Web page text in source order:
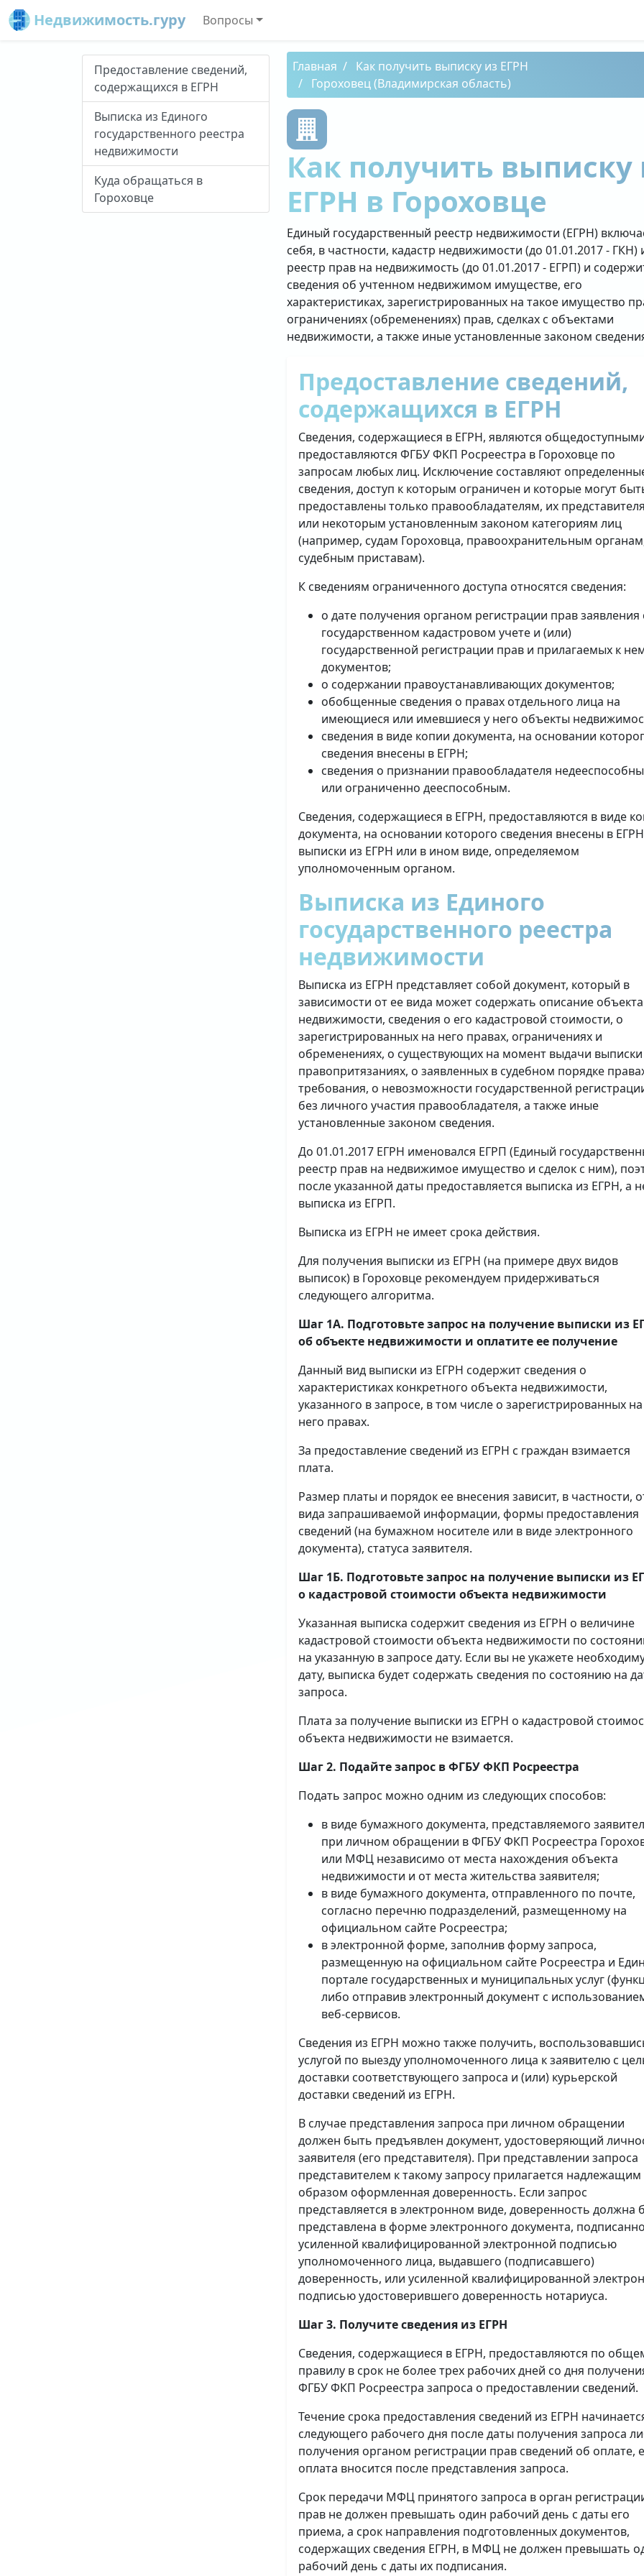
Недвижимость.гуру Вопросы
Предоставление сведений,
содержащихся в ЕГРН
Выписка из Единого
государственного реестра
недвижимости
Куда обращаться в
Гороховце
Главная
Как получить выписку из ЕГРН
Гороховец (Владимирская область)
Как получить выписку
ЕГРН в Гороховце
Единый государственный реестр недвижимости (ЕГРН)
себя, в частности, кадастр недвижимости (до 01.01.2017 - ГКН)
реестр прав на недвижимость (до 01.01.2017 - ЕГРП) и
сведения об учтенном недвижимом имуществе, его
характеристиках, зарегистрированных на такое имущество
ограничениях (обременениях) прав, сделках с объектами
недвижимости, а также иные установленные законом
Предоставление сведений,
содержащихся в ЕГРН
Сведения, содержащиеся в ЕГРН, являются
предоставляются ФГБУ ФКП Росреестра в Гороховце по
запросам любых лиц. Исключение составляют
сведения, доступ к которым ограничен и которые могут
предоставлены только правообладателям, их
или некоторым установленным законом категориям лиц
(например, судам Гороховца, правоохранительным
судебным приставам).
К сведениям ограниченного доступа относятся сведения:
о дате получения органом регистрации прав заявления
государственном кадастровом учете и (или)
государственной регистрации прав и прилагаемых к
документов;
о содержании правоустанавливающих документов;
обобщенные сведения о правах отдельного лица на
имеющиеся или имевшиеся у него объекты
сведения в виде копии документа, на основании
сведения внесены в ЕГРН;
сведения о признании правообладателя
или ограниченно дееспособным.
Сведения, содержащиеся в ЕГРН, предоставляются в виде
документа, на основании которого сведения внесены в
выписки из ЕГРН или в ином виде, определяемом
уполномоченным органом.
Выписка из Единого
государственного реестра
недвижимости
Выписка из ЕГРН представляет собой документ, который в
зависимости от ее вида может содержать описание объекта
недвижимости, сведения о его кадастровой стоимости, о
зарегистрированных на него правах, ограничениях и
обременениях, о существующих на момент выдачи выписки
правопритязаниях, о заявленных в судебном порядке
требования, о невозможности государственной
без личного участия правообладателя, а также иные
установленные законом сведения.
До 01.01.2017 ЕГРН именовался ЕГРП (Единый
реестр прав на недвижимое имущество и сделок с ним),
после указанной даты предоставляется выписка из ЕГРН, а
выписка из ЕГРП.
Выписка из ЕГРН не имеет срока действия.
Для получения выписки из ЕГРН (на примере двух видов
выписок) в Гороховце рекомендуем придерживаться
следующего алгоритма.
Шаг 1А. Подготовьте запрос на получение выписки из
об объекте недвижимости и оплатите ее получение
Данный вид выписки из ЕГРН содержит сведения о
характеристиках конкретного объекта недвижимости,
указанного в запросе, в том числе о зарегистрированных на
него правах.
За предоставление сведений из ЕГРН с граждан взимается
плата.
Размер платы и порядок ее внесения зависит, в частности,
вида запрашиваемой информации, формы предоставления
сведений (на бумажном носителе или в виде электронного
документа), статуса заявителя.
Шаг 1Б. Подготовьте запрос на получение выписки из
о кадастровой стоимости объекта недвижимости
Указанная выписка содержит сведения из ЕГРН о величине
кадастровой стоимости объекта недвижимости по
на указанную в запросе дату. Если вы не укажете
дату, выписка будет содержать сведения по состоянию на
запроса.
Плата за получение выписки из ЕГРН о кадастровой
объекта недвижимости не взимается.
Шаг 2. Подайте запрос в ФГБУ ФКП Росреестра
Подать запрос можно одним из следующих способов:
в виде бумажного документа, представляемого
при личном обращении в ФГБУ ФКП Росреестра
или МФЦ независимо от места нахождения объекта
недвижимости и от места жительства заявителя;
в виде бумажного документа, отправленного по почте,
согласно перечню подразделений, размещенному на
официальном сайте Росреестра;
в электронной форме, заполнив форму запроса,
размещенную на официальном сайте Росреестра и
портале государственных и муниципальных услуг
либо отправив электронный документ с
веб-сервисов.
Сведения из ЕГРН можно также получить,
услугой по выезду уполномоченного лица к заявителю с
доставки соответствующего запроса и (или) курьерской
доставки сведений из ЕГРН.
В случае представления запроса при личном обращении
должен быть предъявлен документ, удостоверяющий
заявителя (его представителя). При представлении запроса
представителем к такому запросу прилагается надлежащим
образом оформленная доверенность. Если запрос
представляется в электронном виде, доверенность должна
представлена в форме электронного документа,
усиленной квалифицированной электронной подписью
уполномоченного лица, выдавшего (подписавшего)
доверенность, или усиленной квалифицированной
подписью удостоверившего доверенность нотариуса.
Шаг 3. Получите сведения из ЕГРН
Сведения, содержащиеся в ЕГРН, предоставляются по
правилу в срок не более трех рабочих дней со дня
ФГБУ ФКП Росреестра запроса о предоставлении сведений.
Течение срока предоставления сведений из ЕГРН
следующего рабочего дня после даты получения запроса
получения органом регистрации прав сведений об оплате,
оплата вносится после представления запроса.
Срок передачи МФЦ принятого запроса в орган
прав не должен превышать один рабочий день с даты его
приема, а срок направления подготовленных документов,
содержащих сведения ЕГРН, в МФЦ не должен превышать
рабочий день с даты их подписания.